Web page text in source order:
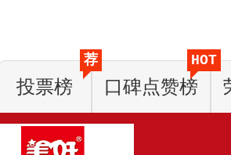
投票榜
荐
口碑点赞榜
HOT